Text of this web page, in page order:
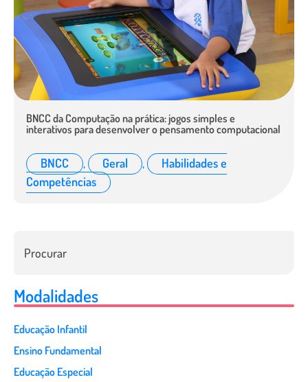
BNCC da Computação na prática: jogos simples e
interativos para desenvolver o pensamento computacional
BNCC , Geral ,
Habilidades e
Competências
Modalidades
Educação Infantil
Ensino Fundamental
Educação Especial